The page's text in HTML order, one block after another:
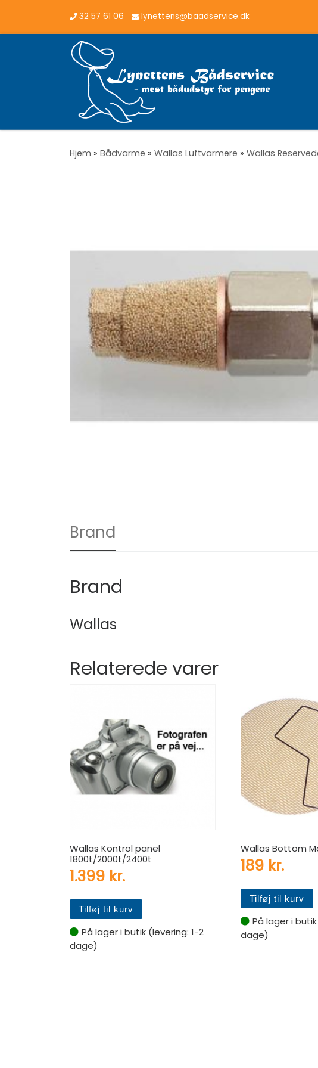
Vis hele indholdet32 57 61 06 lynettens@baadservice.dk
Hjem » Bådvarme » Wallas Luftvarmere » Wallas
Brand
Brand
Wallas
Relaterede varer
Wallas Kontrol panel
1800t/2000t/2400t
1.399 kr.
Tilføj til kurv
På lager i butik (levering: 1-2
dage)
Wallas Bottom
189 kr.
Tilføj til kurv
På lager i
dage)